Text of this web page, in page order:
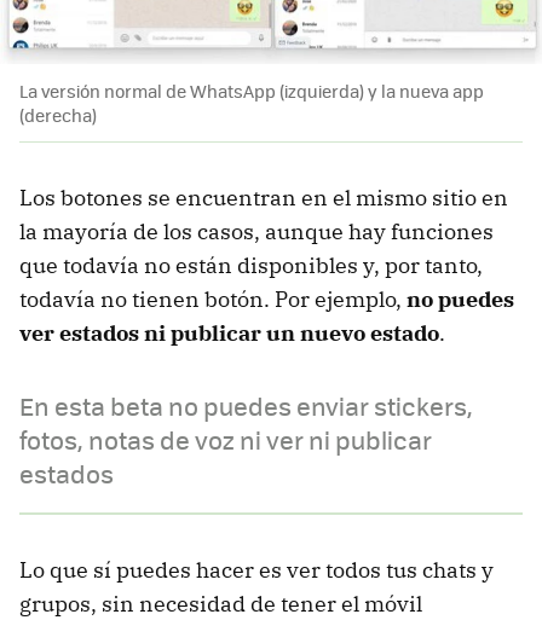
La versión normal de WhatsApp (izquierda) y la nueva app
(derecha)
Los botones se encuentran en el mismo sitio en
la mayoría de los casos, aunque hay funciones
que todavía no están disponibles y, por tanto,
todavía no tienen botón. Por ejemplo, no puedes
ver estados ni publicar un nuevo estado.
En esta beta no puedes enviar stickers,
fotos, notas de voz ni ver ni publicar
estados
Lo que sí puedes hacer es ver todos tus chats y
grupos, sin necesidad de tener el móvil